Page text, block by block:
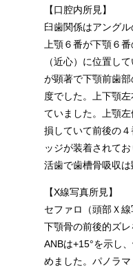
【口腔内所見】
臼歯関係はアング
上顎６番が下顎６
（近心）に位置し
が顕著で下顎前歯
度でした。上下顎
ていました。上顎左
損していて前後の
ッジが装着されて
活歯で歯槽骨吸収は
【X線写真所見】
セファロ（頭部Ｘ
下顎骨の前後的ズレ
ANBは+15°を示し
めました。パノラ